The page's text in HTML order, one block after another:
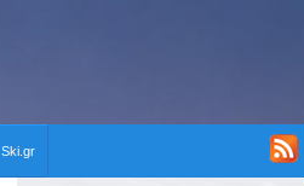
Ski.gr